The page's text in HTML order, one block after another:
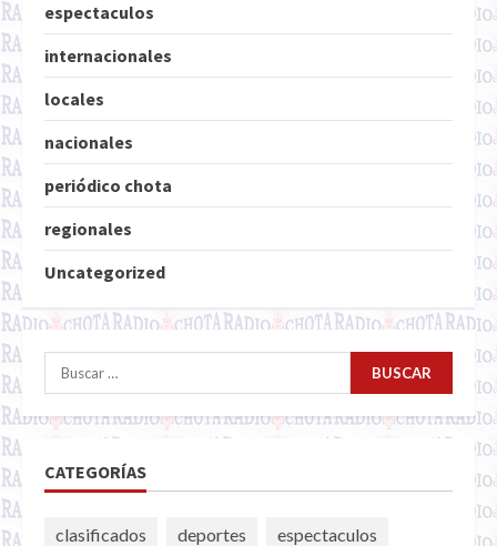
espectaculos
internacionales
locales
nacionales
periódico chota
regionales
Uncategorized
Buscar:
CATEGORÍAS
clasificados deportes
espectaculos